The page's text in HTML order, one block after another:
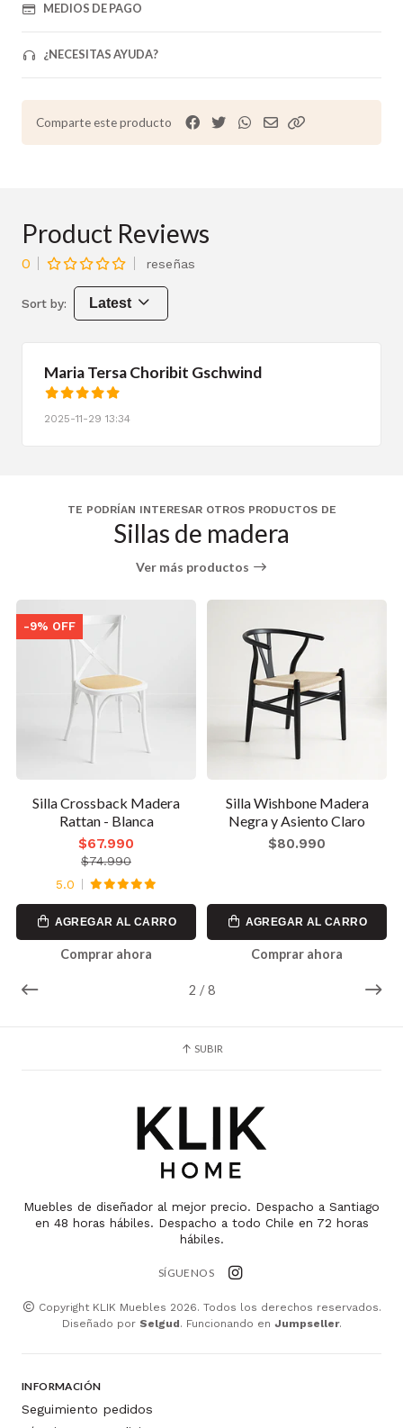
MEDIOS DE PAGO
¿NECESITAS AYUDA?
Comparte este producto
Product Reviews
0 reseñas
Sort by: Latest
Maria Tersa Choribit Gschwind
2025-11-29 13:34
TE PODRÍAN INTERESAR OTROS PRODUCTOS DE
Sillas de madera
Ver más productos
2 / 8
-9% OFF
Silla Crossback Madera
Rattan - Blanca
$67.990
$74.990
5.0
AGREGAR AL CARRO
Comprar ahora
Silla Wishbone Madera
Negra y Asiento Claro
$80.990
AGREGAR AL CARRO
Comprar ahora
SUBIR
Muebles de diseñador al mejor precio. Despacho a Santiago
en 48 horas hábiles. Despacho a todo Chile en 72 horas
hábiles.
SÍGUENOS
Copyright KLIK Muebles 2026. Todos los derechos reservados.
Diseñado por Selgud. Funcionando en Jumpseller.
INFORMACIÓN
Seguimiento pedidos